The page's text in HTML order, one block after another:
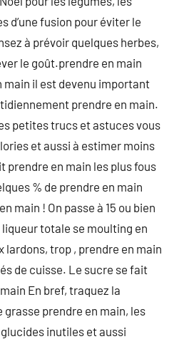
d’une fusion pour éviter le
à prévoir quelques herbes,
le goût.prendre en main
main il est devenu important
prendre en main.
petites trucs et astuces vous
et aussi à estimer moins
prendre en main les plus fous
% de prendre en main
main ! On passe à 15 ou bien
totale se moulting en
lardons, trop , prendre en main
de cuisse. Le sucre se fait
En bref, traquez la
prendre en main, les
inutiles et aussi